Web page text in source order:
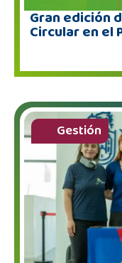
Gran edición
Circular en el
Gestión